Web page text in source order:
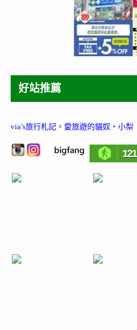
好站推薦
via’s旅行札記。 愛旅遊的貓奴‧小梨
121